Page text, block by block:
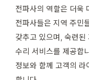
전파사의 역할은 더욱
전파사들은 지역 주민
갖추고 있으며, 숙련
수리 서비스를 제공합
정보와 함께 고객의